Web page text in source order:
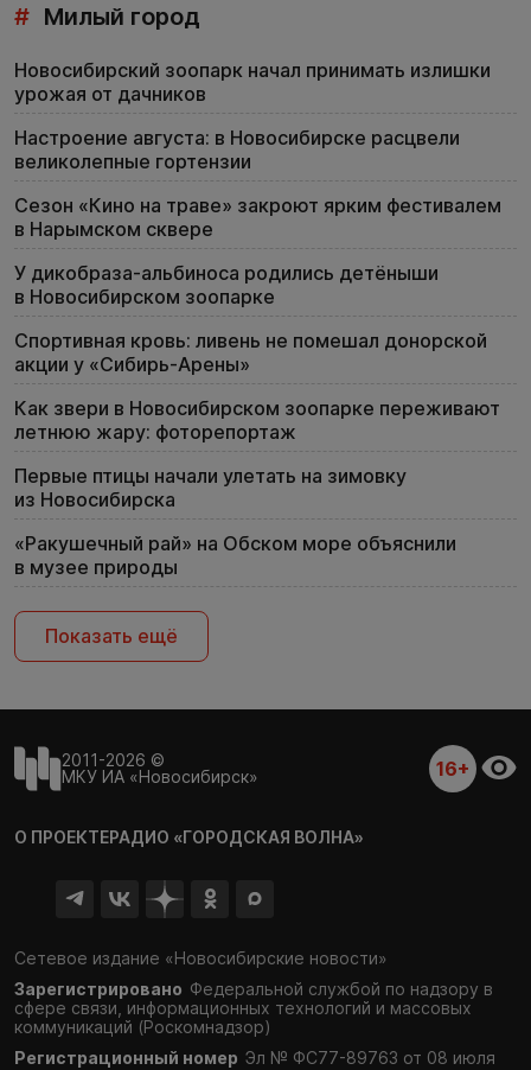
# Милый город
Новосибирский зоопарк начал принимать излишки
урожая от дачников
Настроение августа: в Новосибирске расцвели
великолепные гортензии
Сезон «Кино на траве» закроют ярким фестивалем
в Нарымском сквере
У дикобраза-альбиноса родились детёныши
в Новосибирском зоопарке
Спортивная кровь: ливень не помешал донорской
акции у «Сибирь-Арены»
Как звери в Новосибирском зоопарке переживают
летнюю жару: фоторепортаж
Первые птицы начали улетать на зимовку
из Новосибирска
«Ракушечный рай» на Обском море объяснили
в музее природы
Показать ещё
2011-2026 ©
МКУ ИА «Новосибирск»
16+
О ПРОЕКТЕРАДИО «ГОРОДСКАЯ ВОЛНА»
Сетевое издание «Новосибирские новости»
Зарегистрировано Федеральной службой по надзору в
сфере связи, информационных технологий и массовых
коммуникаций (Роскомнадзор)
Регистрационный номер Эл № ФС77-89763 от 08 июля